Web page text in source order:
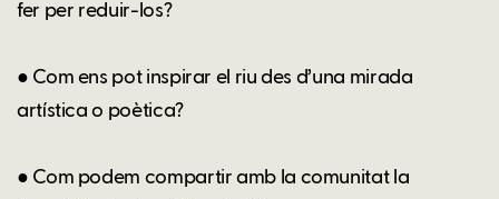
fer per reduir-los?
● Com ens pot inspirar el riu des d’una mirada
artística o poètica?
● Com podem compartir amb la comunitat la